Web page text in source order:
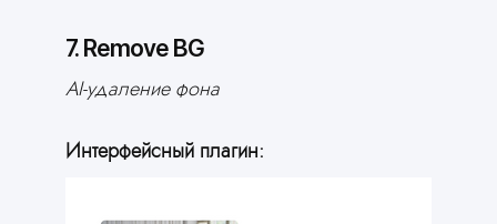
7. Remove BG
AI-удаление фона
Интерфейсный плагин: